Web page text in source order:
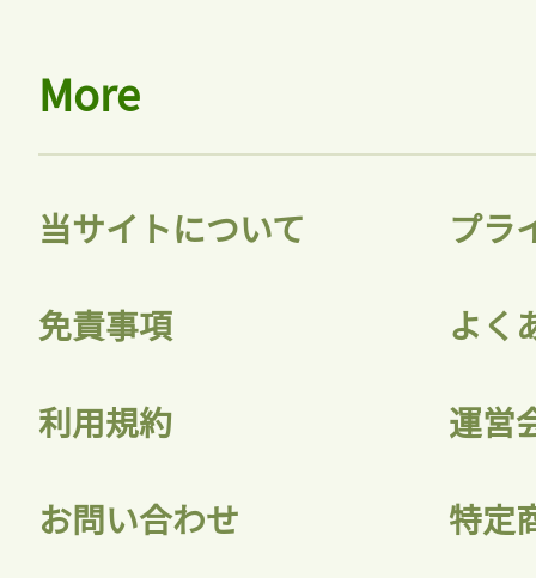
会員登録
More
当サイトについて プラ
免責事項 よく
利用規約 運営
お問い合わせ 特定